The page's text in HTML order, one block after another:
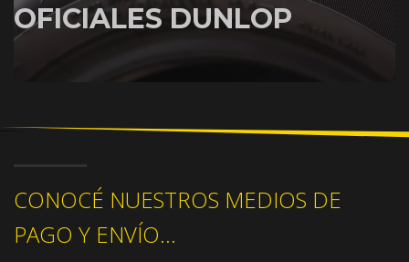
OFICIALES DUNLOP
CONOCÉ NUESTROS MEDIOS DE
PAGO Y ENVÍO...